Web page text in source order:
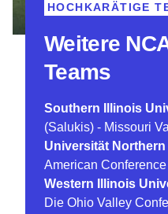
Weitere
Teams
HOCHKARÄTIGE
Southern Illinois
(Salukis) - Missouri
Universität
American Conference
Western Illinois
Die Ohio Valley